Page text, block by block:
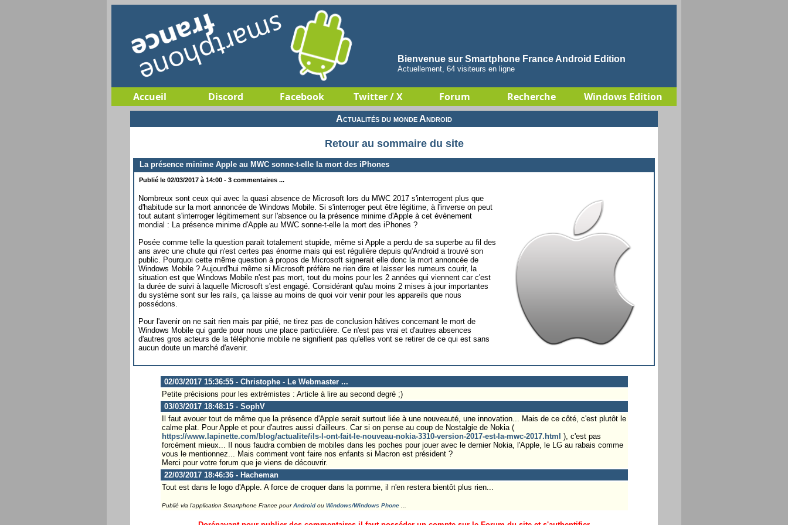
Bienvenue sur Smartphone France Android Edition
Actuellement, 64 visiteurs en ligne
Accueil Discord Facebook Twitter / X Forum Recherche Windows Edition
Actualités du monde Android
Retour au sommaire du site
La présence minime Apple au MWC sonne-t-elle la mort des iPhones
Publié le 02/03/2017 à 14:00 - 3 commentaires ...
Nombreux sont ceux qui avec la quasi absence de Microsoft lors du MWC 2017 s'interrogent plus que
d'habitude sur la mort annoncée de Windows Mobile. Si s'interroger peut être légitime, à l'inverse on peut
tout autant s'interroger légitimement sur l'absence ou la présence minime d'Apple à cet évènement
mondial : La présence minime d'Apple au MWC sonne-t-elle la mort des iPhones ?
Posée comme telle la question parait totalement stupide, même si Apple a perdu de sa superbe au fil des
ans avec une chute qui n'est certes pas énorme mais qui est régulière depuis qu'Android a trouvé son
public. Pourquoi cette même question à propos de Microsoft signerait elle donc la mort annoncée de
Windows Mobile ? Aujourd'hui même si Microsoft préfère ne rien dire et laisser les rumeurs courir, la
situation est que Windows Mobile n'est pas mort, tout du moins pour les 2 années qui viennent car c'est
la durée de suivi à laquelle Microsoft s'est engagé. Considérant qu'au moins 2 mises à jour importantes
du système sont sur les rails, ça laisse au moins de quoi voir venir pour les appareils que nous
possédons.
Pour l'avenir on ne sait rien mais par pitié, ne tirez pas de conclusion hâtives concernant le mort de
Windows Mobile qui garde pour nous une place particulière. Ce n'est pas vrai et d'autres absences
d'autres gros acteurs de la téléphonie mobile ne signifient pas qu'elles vont se retirer de ce qui est sans
aucun doute un marché d'avenir.
02/03/2017 15:36:55 - Christophe - Le Webmaster ...
Petite précisions pour les extrémistes : Article à lire au second degré ;)
03/03/2017 18:48:15 - SophV
Il faut avouer tout de même que la présence d'Apple serait surtout liée à une nouveauté, une innovation... Mais de ce côté, c'est plutôt le
calme plat. Pour Apple et pour d'autres aussi d'ailleurs. Car si on pense au coup de Nostalgie de Nokia (
https://www.lapinette.com/blog/actualite/ils-l-ont-fait-le-nouveau-nokia-3310-version-2017-est-la-mwc-2017.html ), c'est pas
forcément mieux... Il nous faudra combien de mobiles dans les poches pour jouer avec le dernier Nokia, l'Apple, le LG au rabais comme
vous le mentionnez... Mais comment vont faire nos enfants si Macron est président ?
Merci pour votre forum que je viens de découvrir.
22/03/2017 18:46:36 - Hacheman
Tout est dans le logo d'Apple. A force de croquer dans la pomme, il n'en restera bientôt plus rien...
Publié via l'application Smartphone France pourAndroidou Windows/Windows Phone...